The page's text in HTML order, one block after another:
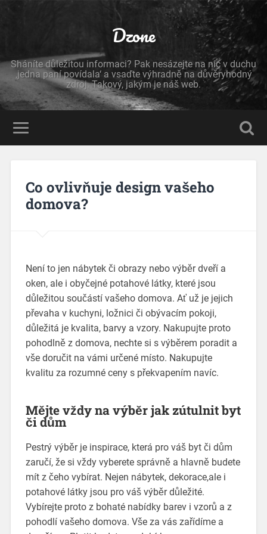
Dzone
Sháníte důležitou informaci? Pak nesázejte na nic v duchu
‚jedna paní povídala‘ a vsaďte výhradně na důvěryhodný
zdroj. Takový, jakým je náš web.
Co ovlivňuje design vašeho
domova?
Není to jen nábytek či obrazy nebo výběr dveří a
oken, ale i obyčejné potahové látky, které jsou
důležitou součástí vašeho domova. Ať už je jejich
převaha v kuchyni, ložnici či obývacím pokoji,
důležitá je kvalita, barvy a vzory. Nakupujte proto
pohodlně z domova, nechte si s výběrem poradit a
vše doručit na vámi určené místo. Nakupujte
kvalitu za rozumné ceny s překvapením navíc.
Mějte vždy na výběr jak zútulnit byt
či dům
Pestrý výběr je inspirace, která pro váš byt či dům
zaručí, že si vždy vyberete správně a hlavně budete
mít z čeho vybírat. Nejen nábytek, dekorace,ale i
potahové látky jsou pro váš výběr důležité.
Vybírejte proto z bohaté nabídky barev i vzorů a z
pohodlí vašeho domova. Vše za vás zařídíme a